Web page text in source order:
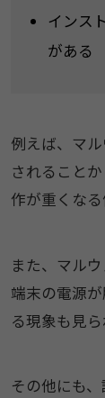
インス
がある
例えば、マ
されること
作が重くなる
また、マル
端末の電源
る現象も見ら
その他にも